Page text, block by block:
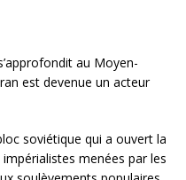
au Moyen-
est devenue un acteur
soviétique qui a ouvert la
menées par les